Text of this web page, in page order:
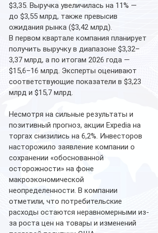
$3,35. Выручка увеличилась на 11% —
до $3,55 млрд, также превысив
ожидания рынка ($3,42 млрд).
В первом квартале компания планирует
получить выручку в диапазоне $3,32–
3,37 млрд, а по итогам 2026 года —
$15,6–16 млрд. Эксперты оценивают
соответствующие показатели в $3,23
млрд и $15,7 млрд.
Несмотря на сильные результаты и
позитивный прогноз, акции Expedia на
торгах снизились на 6,2%. Инвесторов
насторожило заявление компании о
сохранении «обоснованной
осторожности» на фоне
макроэкономической
неопределенности. В компании
отметили, что потребительские
расходы остаются неравномерными из-
за роста цен на товары и изменений